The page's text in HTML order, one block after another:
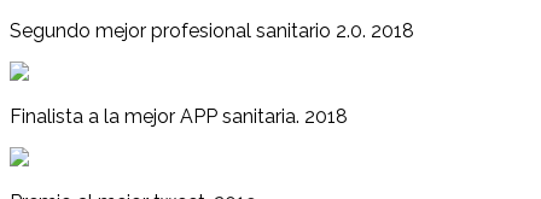
Segundo mejor profesional sanitario 2.0. 2018
Finalista a la mejor APP sanitaria. 2018